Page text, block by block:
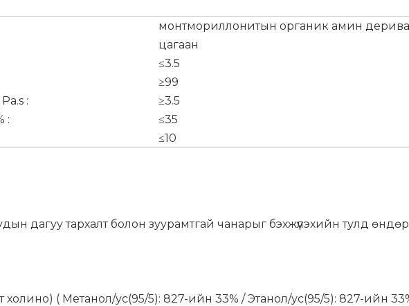
монтмориллонитын органик амин
цагаан
≤3.5
≥99
:
≥3.5
:
≤35
≤10
дагуу тархалт болон зуурамтгай чанарыг бэхжүүлэхийн тулд өндөр
холино) ( Метанол/ус(95/5): 827-ийн 33% / Этанол/ус(95/5): 827-ийн